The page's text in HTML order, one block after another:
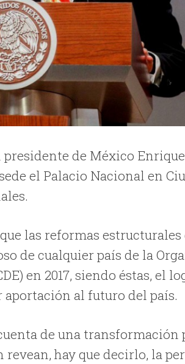
de México
el Palacio Nacional en
las reformas
de cualquier país de la
en 2017, siendo éstas, el
al futuro del país.
de una
hay que decirlo, la